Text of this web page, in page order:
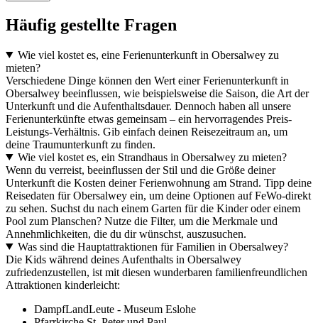
Häufig gestellte Fragen
Wie viel kostet es, eine Ferienunterkunft in Obersalwey zu
mieten?
Verschiedene Dinge können den Wert einer Ferienunterkunft in
Obersalwey beeinflussen, wie beispielsweise die Saison, die Art der
Unterkunft und die Aufenthaltsdauer. Dennoch haben all unsere
Ferienunterkünfte etwas gemeinsam – ein hervorragendes Preis-
Leistungs-Verhältnis. Gib einfach deinen Reisezeitraum an, um
deine Traumunterkunft zu finden.
Wie viel kostet es, ein Strandhaus in Obersalwey zu mieten?
Wenn du verreist, beeinflussen der Stil und die Größe deiner
Unterkunft die Kosten deiner Ferienwohnung am Strand. Tipp deine
Reisedaten für Obersalwey ein, um deine Optionen auf FeWo-direkt
zu sehen. Suchst du nach einem Garten für die Kinder oder einem
Pool zum Planschen? Nutze die Filter, um die Merkmale und
Annehmlichkeiten, die du dir wünschst, auszusuchen.
Was sind die Hauptattraktionen für Familien in Obersalwey?
Die Kids während deines Aufenthalts in Obersalwey
zufriedenzustellen, ist mit diesen wunderbaren familienfreundlichen
Attraktionen kinderleicht:
DampfLandLeute - Museum Eslohe